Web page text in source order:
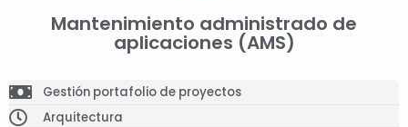
Mantenimiento administrado de
aplicaciones (AMS)
Gestión portafolio de proyectos
Arquitectura